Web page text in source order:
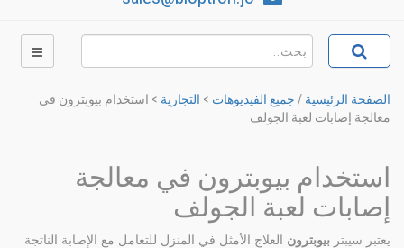
الصفحة الرئيسية / جميع الفيديوهات > التجارية > استخدام بيوبترون في
معالجة إصابات لعبة الجولف
استخدام بيوبترون في معالجة
إصابات لعبة الجولف
يعتبر سيبتر بيوبترون العلاج الأمثل في المنزل للتعامل مع الإصابة الناتجة